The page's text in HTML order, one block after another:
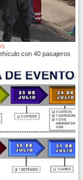
con 40 pasajeros